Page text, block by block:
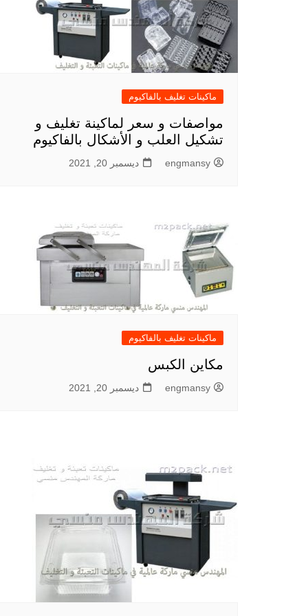
ماكينات تغليف بالفاكيوم
مواصفات و سعر لماكينة تغليف و
تشكيل العلب و الأشكال بالفاكيوم
engmansy ديسمبر 20, 2021
ماكينات تغليف بالفاكيوم
مكاين الكبس
engmansy ديسمبر 20, 2021